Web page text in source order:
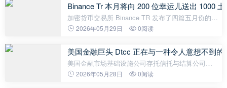
Binance Tr 本月将向 200 位幸运儿送出 1000
加密货币交易所 Binance TR 发布了四篇五月份的独
家内容，作为其社区内容创作活动的一部分。想要赢
有机会通过在 X（Twitter）上创
2026年05月29日 0阅读
美国金融巨头 Dtcc 正在与一种令人意想不到的
美国金融市场基础设施公司存托信托与结算公司
(DTCC) 和 Stellar 发展基金会 (SDF) 宣布了一项新计
2026年05月28日 0阅读